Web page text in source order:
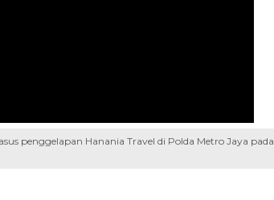
penggelapan Hanania Travel di Polda Metro Jaya